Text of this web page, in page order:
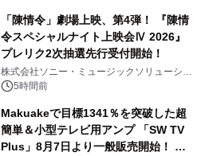
「陳情令」劇場上映、第4弾！ 『陳情
令スペシャルナイト上映会Ⅳ 2026』
プレリク2次抽選先行受付開始！
株式会社ソニー・ミュージックソリューショ
ンズ5時間前
Makuakeで目標1341％を突破した超
簡単＆小型テレビ用アンプ 「SW TV
Plus」8月7日より一般販売開始！ ケ